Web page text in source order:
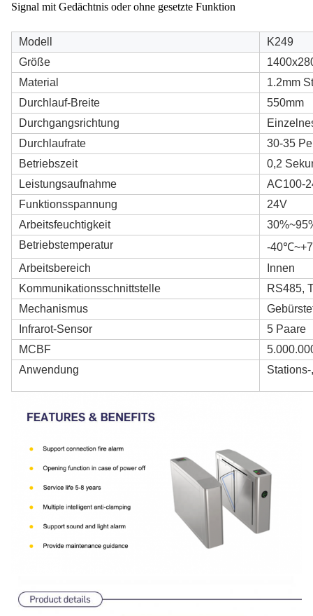
Signal mit Gedächtnis oder ohne gesetzte Funktion
Modell
K249
Größe
Material
1.2mm
Durchlauf-Breite
550mm
Durchgangsrichtung
Durchlaufrate
30-35
Betriebszeit
0,2
Leistungsaufnahme
AC100-
Funktionsspannung
24V
Arbeitsfeuchtigkeit
Betriebstemperatur
-
Arbeitsbereich
Innen
Kommunikationsschnittstelle
RS485,
Mechanismus
Infrarot-Sensor
5 Paare
MCBF
Anwendung